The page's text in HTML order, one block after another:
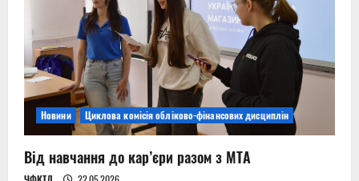
Новини Циклова комісія обліково-фінансових дисциплін
Від навчання до кар’єри разом з МТА